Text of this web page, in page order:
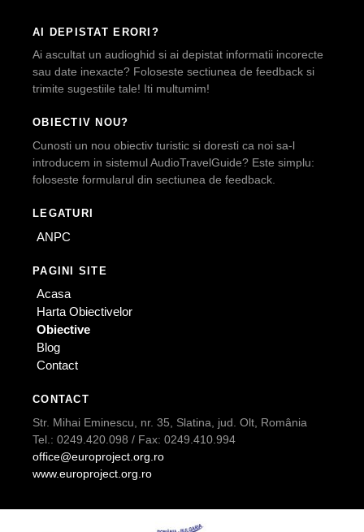
AI DEPISTAT ERORI?
Ai ascultat un audioghid si ai depistat informatii incorecte
sau date inexacte? Foloseste sectiunea de feedback si
trimite sugestiile tale! Iti multumim!
OBIECTIV NOU?
Cunosti un nou obiectiv turistic si doresti ca noi sa-l
introducem in sistemul AudioTravelGuide? Este simplu:
foloseste formularul din sectiunea de feedback.
LEGATURI
ANPC
PAGINI SITE
Acasa
Harta Obiectivelor
Obiective
Blog
Contact
CONTACT
Str. Mihai Eminescu, nr. 35, Slatina, jud. Olt, România
Tel.: 0249.420.098 / Fax: 0249.410.994
office@europroject.org.ro
www.europroject.org.ro